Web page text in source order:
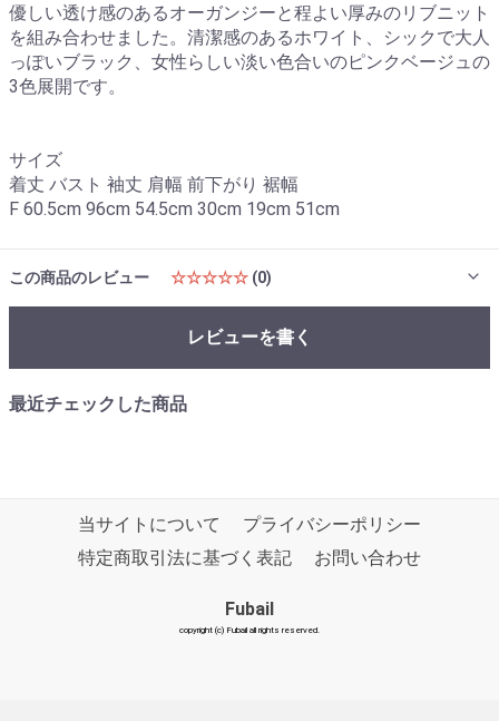
優しい透け感のあるオーガンジーと程よい厚みのリブニット
を組み合わせました。清潔感のあるホワイト、シックで大人
っぽいブラック、女性らしい淡い色合いのピンクベージュの
3色展開です。
サイズ
着丈 バスト 袖丈 肩幅 前下がり 裾幅
F 60.5cm 96cm 54.5cm 30cm 19cm 51cm
この商品のレビュー ☆☆☆☆☆ (0)
レビューを書く
最近チェックした商品
当サイトについて
プライバシーポリシー
特定商取引法に基づく表記
お問い合わせ
Fubail
copyright (c) Fubail all rights reserved.